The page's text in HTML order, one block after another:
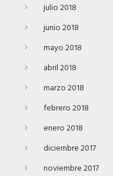
julio 2018
junio 2018
mayo 2018
abril 2018
marzo 2018
febrero 2018
enero 2018
diciembre 2017
noviembre 2017